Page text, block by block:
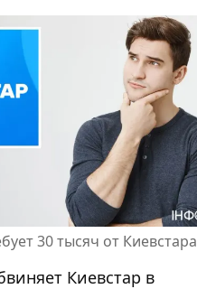
30 тысяч от Киевстара
Киевстар в